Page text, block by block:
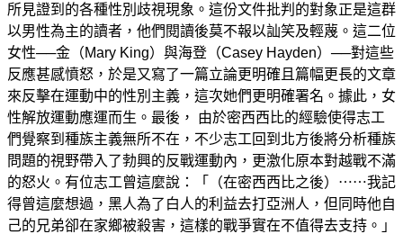
所見證到的各種性別歧視現象。這份文件批判的對象正是這群
以男性為主的讀者，他們閱讀後莫不報以訕笑及輕蔑。這二位
女性──金（Mary King）與海登（Casey Hayden）──對這些
反應甚感憤怒，於是又寫了一篇立論更明確且篇幅更長的文章
來反擊在運動中的性別主義，這次她們更明確署名。據此，女
性解放運動應運而生。最後， 由於密西西比的經驗使得志工
們覺察到種族主義無所不在，不少志工回到北方後將分析種族
問題的視野帶入了勃興的反戰運動內，更激化原本對越戰不滿
的怒火。有位志工曾這麼說：「（在密西西比之後）⋯⋯我記
得曾這麼想過，黑人為了白人的利益去打亞洲人，但同時他自
己的兄弟卻在家鄉被殺害，這樣的戰爭實在不值得去支持。」